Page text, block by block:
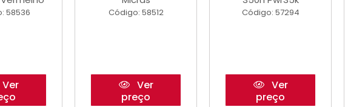
58536
Ver
Código: 58512
Ver
preço
Código: 57294
Ver
preço